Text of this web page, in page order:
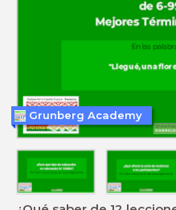
Grunberg Academy